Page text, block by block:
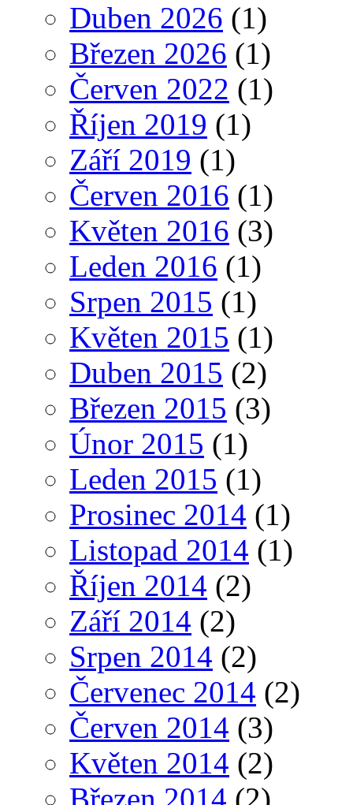
Duben 2026 (1)
Březen 2026 (1)
Červen 2022 (1)
Říjen 2019 (1)
Září 2019 (1)
Červen 2016 (1)
Květen 2016 (3)
Leden 2016 (1)
Srpen 2015 (1)
Květen 2015 (1)
Duben 2015 (2)
Březen 2015 (3)
Únor 2015 (1)
Leden 2015 (1)
Prosinec 2014 (1)
Listopad 2014 (1)
Říjen 2014 (2)
Září 2014 (2)
Srpen 2014 (2)
Červenec 2014 (2)
Červen 2014 (3)
Květen 2014 (2)